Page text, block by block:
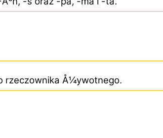
rzeczownika Å¼ywotnego.